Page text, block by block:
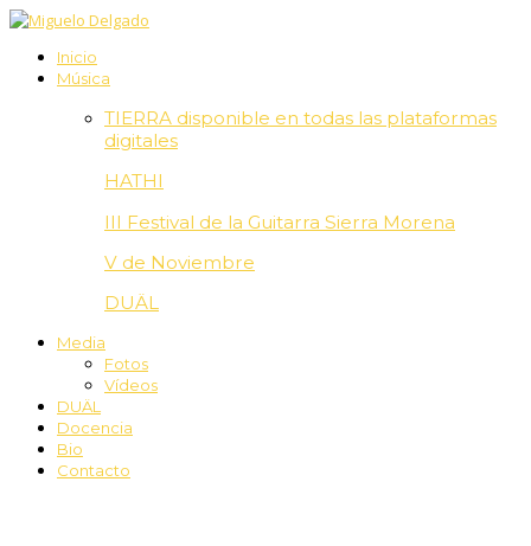
Inicio
Música
TIERRA disponible en todas las plataformas
digitales
HATHI
III Festival de la Guitarra Sierra Morena
V de Noviembre
DUÄL
Media
Fotos
Vídeos
DUÄL
Docencia
Bio
Contacto